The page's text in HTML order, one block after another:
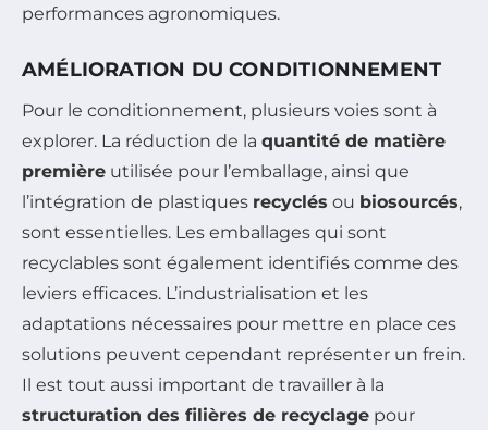
performances agronomiques.
AMÉLIORATION DU CONDITIONNEMENT
Pour le conditionnement, plusieurs voies sont à
explorer. La réduction de la quantité de matière
première utilisée pour l’emballage, ainsi que
l’intégration de plastiques recyclés ou biosourcés,
sont essentielles. Les emballages qui sont
recyclables sont également identifiés comme des
leviers efficaces. L’industrialisation et les
adaptations nécessaires pour mettre en place ces
solutions peuvent cependant représenter un frein.
Il est tout aussi important de travailler à la
structuration des filières de recyclage pour